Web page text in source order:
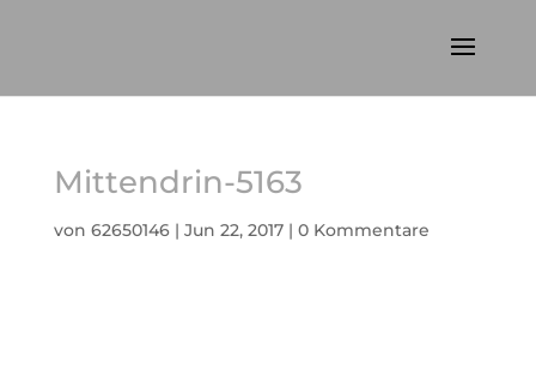
Mittendrin-5163
von 62650146| Jun 22, 2017| 0 Kommentare